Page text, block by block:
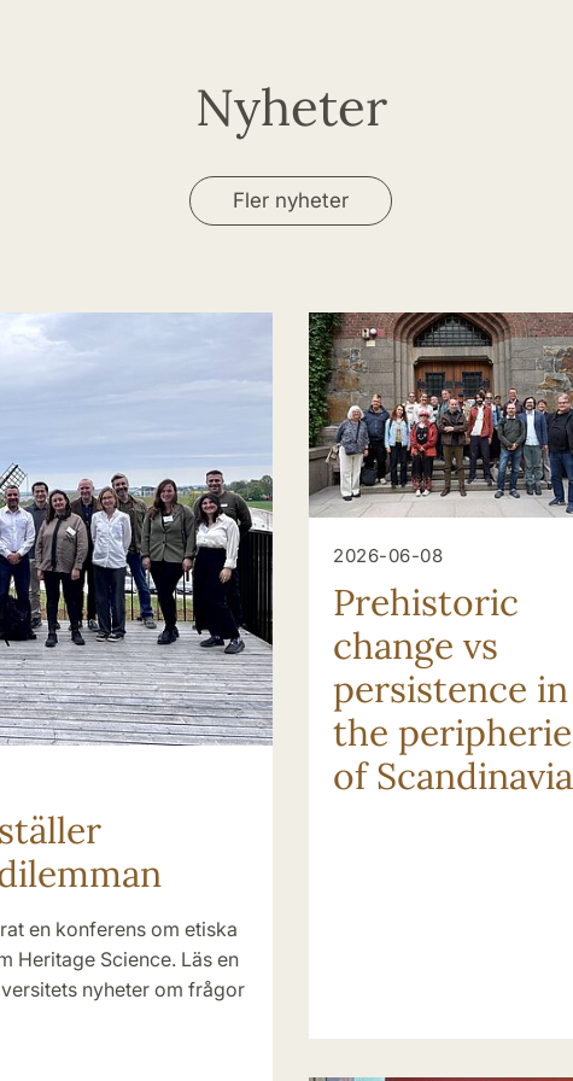
Nyheter
Fler nyheter
en konferens om etiska
Heritage Science. Läs en
nyheter om frågor
2026-06-08
Prehistoric
change vs
persistence in
the
of Scandinavia